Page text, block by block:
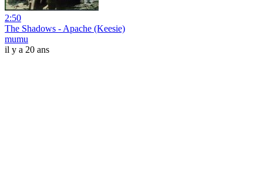
2:50
The Shadows - Apache (Keesie)
mumu
il y a 20 ans